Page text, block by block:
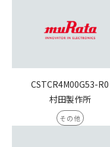
CSTCR4M00G53-R0
村田製作所
その他